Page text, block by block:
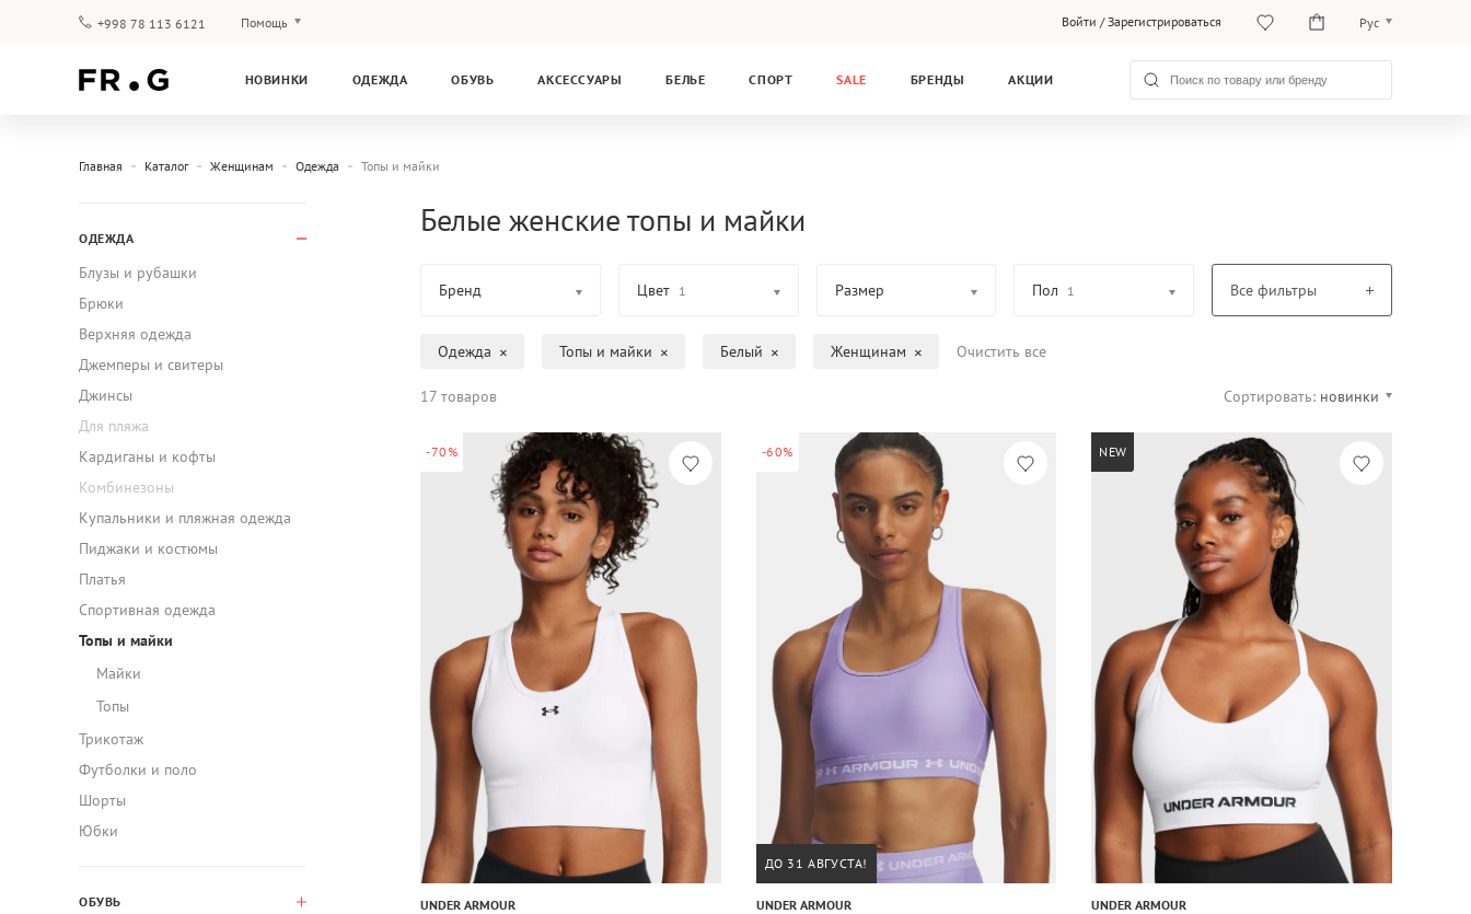
+998 78 113 6121 Помощь Войти /Зарегистрироваться Рус
Рус
НОВИНКИ ОДЕЖДА ОБУВЬ АКСЕССУАРЫ БЕЛЬЕ СПОРТ SALE БРЕНДЫ АКЦИИ
Главная Каталог Женщинам Одежда Топы и майки
ОДЕЖДА
Блузы и рубашки
Брюки
Верхняя одежда
Джемперы и свитеры
Джинсы
Для пляжа
Кардиганы и кофты
Комбинезоны
Купальники и пляжная одежда
Пиджаки и костюмы
Платья
Спортивная одежда
Топы и майки
Майки
Топы
Трикотаж
Футболки и поло
Шорты
Юбки
ОБУВЬ
Белые женские топы и майки
Бренд Цвет 1 Размер Пол 1 Все фильтры
Одежда Топы и майки Белый Женщинам Очистить все
17 товаров Сортировать: новинки
-70%
UNDER ARMOUR
-60%
ДО 31 АВГУСТА!
UNDER ARMOUR
NEW
UNDER ARMOUR